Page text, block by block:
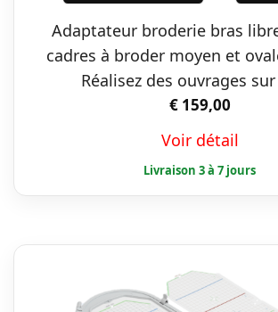
Adaptateur broderie bras
cadres à broder moyen et
Réalisez des ouvrages
€159,00
Voir détail